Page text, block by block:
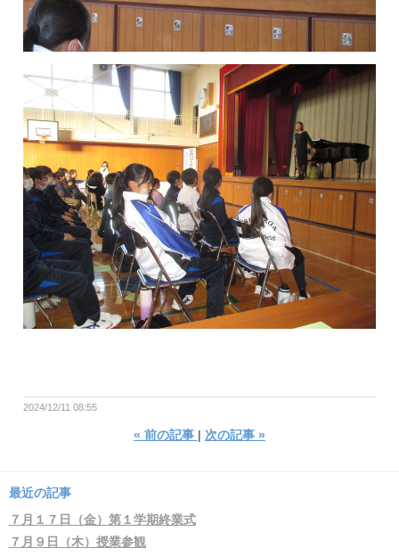
2024/12/11 08:55
« 前の記事 次の記事 »
最近の記事
７月１７日（金）第１学期終業式
７月９日（木）授業参観